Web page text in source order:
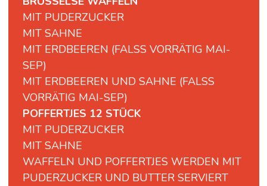
MIT PUDERZUCKER
MIT SAHNE
MIT ERDBEEREN (FALSS VORRÄTIG MAI-
SEP)
MIT ERDBEEREN UND SAHNE (FALSS
VORRÄTIG MAI-SEP)
POFFERTJES 12 STÜCK
MIT PUDERZUCKER
MIT SAHNE
WAFFELN UND POFFERTJES WERDEN MIT
PUDERZUCKER UND BUTTER SERVIERT